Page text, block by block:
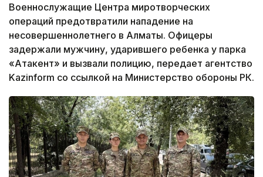
Военнослужащие Центра миротворческих
операций предотвратили нападение на
несовершеннолетнего в Алматы. Офицеры
задержали мужчину, ударившего ребенка у парка
«Атакент» и вызвали полицию, передает агентство
Kazinform со ссылкой на Министерство обороны РК.